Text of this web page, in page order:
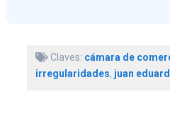
Claves: cámara de
irregularidades, juan